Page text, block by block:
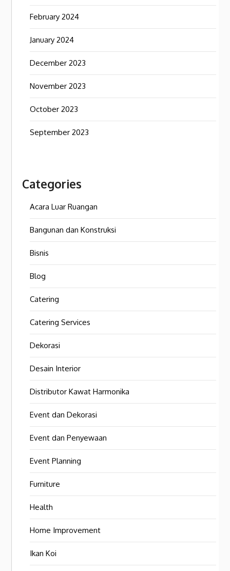
February 2024
January 2024
December 2023
November 2023
October 2023
September 2023
Categories
Acara Luar Ruangan
Bangunan dan Konstruksi
Bisnis
Blog
Catering
Catering Services
Dekorasi
Desain Interior
Distributor Kawat Harmonika
Event dan Dekorasi
Event dan Penyewaan
Event Planning
Furniture
Health
Home Improvement
Ikan Koi